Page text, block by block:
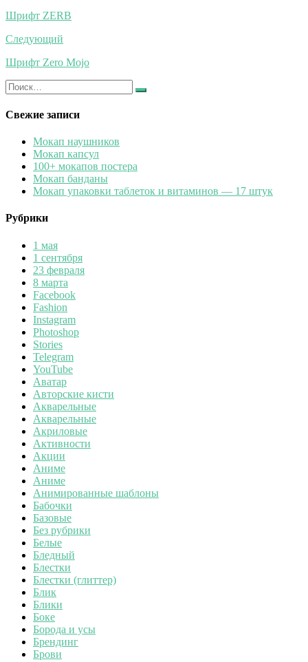
по
записям
Шрифт ZERB
Следующий
Шрифт Zero Mojo
Искать:
Найти
Свежие записи
Мокап наушников
Мокап капсул
100+ мокапов постера
Мокап банданы
Мокап упаковки таблеток и витаминов — 17 штук
Рубрики
1 мая
1 сентября
23 февраля
8 марта
Facebook
Fashion
Instagram
Photoshop
Stories
Telegram
YouTube
Аватар
Авторские кисти
Акварельные
Акварельные
Акриловые
Активности
Акции
Аниме
Аниме
Анимированные шаблоны
Бабочки
Базовые
Без рубрики
Белые
Бледный
Блестки
Блестки (глиттер)
Блик
Блики
Боке
Борода и усы
Брендинг
Брови